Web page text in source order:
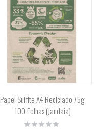
Papel Sulfite A4 Reciclado 75g
100 Folhas (Jandaia)
Rating: